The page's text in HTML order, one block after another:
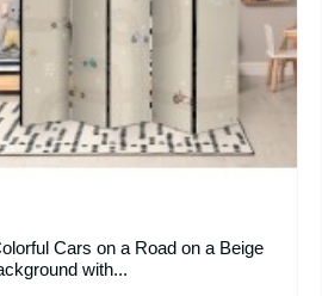
Cars on a Road on a Beige
with...